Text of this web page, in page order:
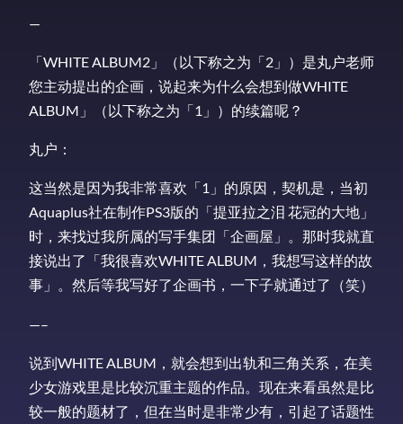
—
「WHITE ALBUM2」（以下称之为「2」）是丸户老师
您主动提出的企画，说起来为什么会想到做WHITE
ALBUM」（以下称之为「1」）的续篇呢？
丸户：
这当然是因为我非常喜欢「1」的原因，契机是，当初
Aquaplus社在制作PS3版的「提亚拉之泪 花冠的大地」
时，来找过我所属的写手集团「企画屋」。那时我就直
接说出了「我很喜欢WHITE ALBUM，我想写这样的故
事」。然后等我写好了企画书，一下子就通过了（笑）
—–
说到WHITE ALBUM，就会想到出轨和三角关系，在美
少女游戏里是比较沉重主题的作品。现在来看虽然是比
较一般的题材了，但在当时是非常少有，引起了话题性